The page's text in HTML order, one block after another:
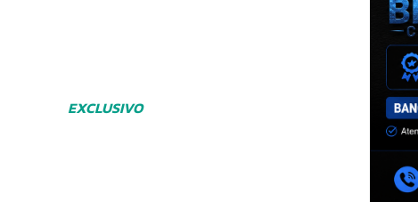
EXCLUSIVO